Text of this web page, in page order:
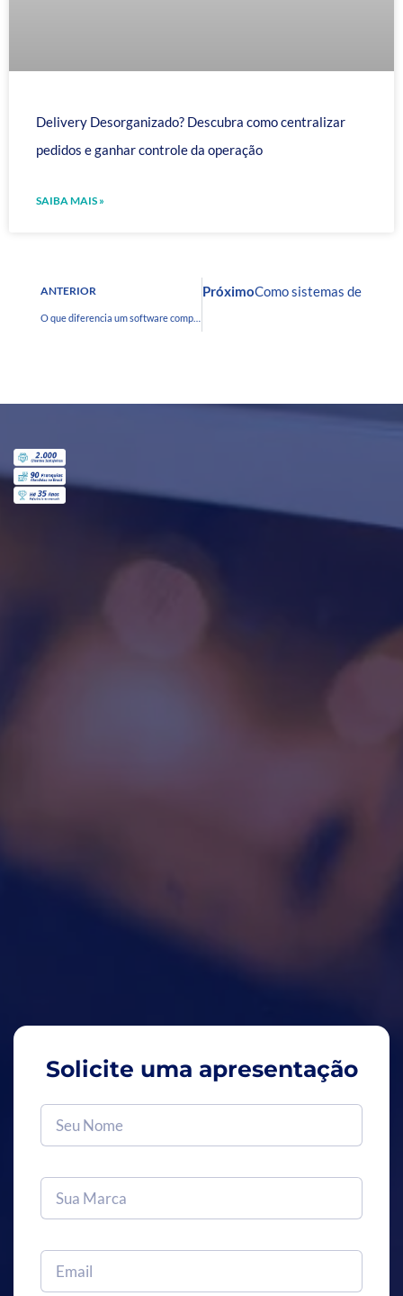
Delivery Desorganizado? Descubra como centralizar
pedidos e ganhar controle da operação
SAIBA MAIS »
ANTERIOR PróximoComo sistemas delivery
Solicite uma apresentação